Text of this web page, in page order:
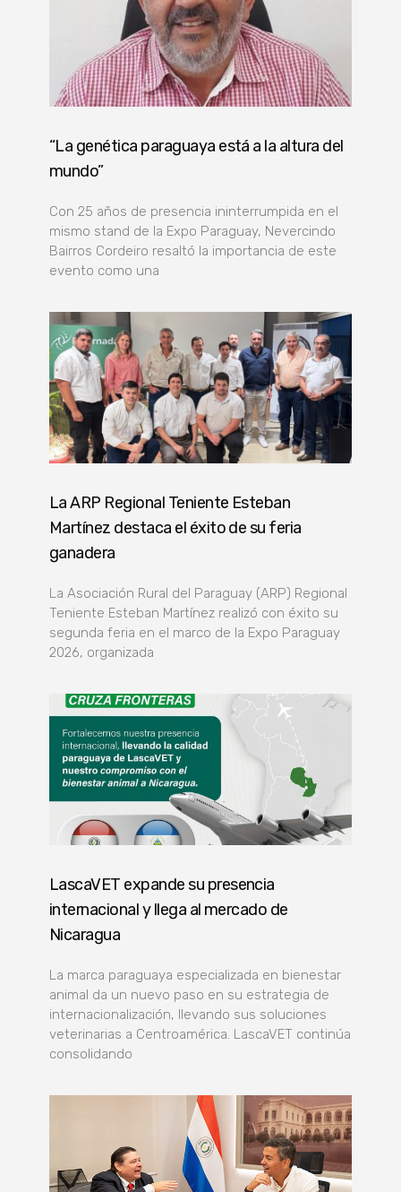
“La genética paraguaya está a la altura del
mundo”
Con 25 años de presencia ininterrumpida en el
mismo stand de la Expo Paraguay, Nevercindo
Bairros Cordeiro resaltó la importancia de este
evento como una
La ARP Regional Teniente Esteban
Martínez destaca el éxito de su feria
ganadera
La Asociación Rural del Paraguay (ARP) Regional
Teniente Esteban Martínez realizó con éxito su
segunda feria en el marco de la Expo Paraguay
2026, organizada
LascaVET expande su presencia
internacional y llega al mercado de
Nicaragua
La marca paraguaya especializada en bienestar
animal da un nuevo paso en su estrategia de
internacionalización, llevando sus soluciones
veterinarias a Centroamérica. LascaVET continúa
consolidando